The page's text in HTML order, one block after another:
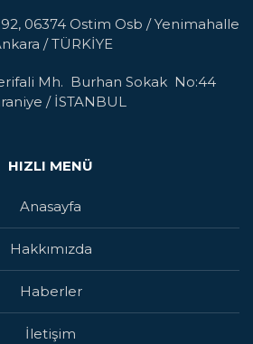
06374 Ostim Osb / Yenimahalle
/ TÜRKİYE
Mh. Burhan Sokak No:44
/ İSTANBUL
HIZLI MENÜ
Anasayfa
Hakkımızda
Haberler
İletişim